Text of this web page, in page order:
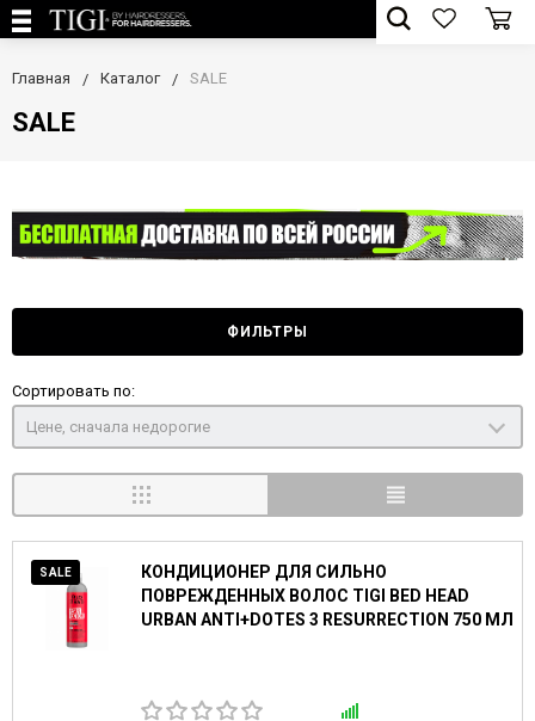
Главная Каталог SALE
SALE
ФИЛЬТРЫ
Сортировать по:
Цене, сначала недорогие
SALE
КОНДИЦИОНЕР ДЛЯ СИЛЬНО
ПОВРЕЖДЕННЫХ ВОЛОС TIGI BED HEAD
URBAN ANTI+DOTES 3 RESURRECTION 750 МЛ